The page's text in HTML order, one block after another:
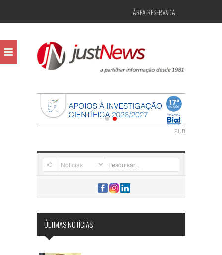
ÁREA RESERVADA
PUB
ÚLTIMAS NOTÍCIAS